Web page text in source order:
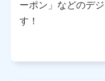
個人情報の第三
ーポン」などのデ
す！